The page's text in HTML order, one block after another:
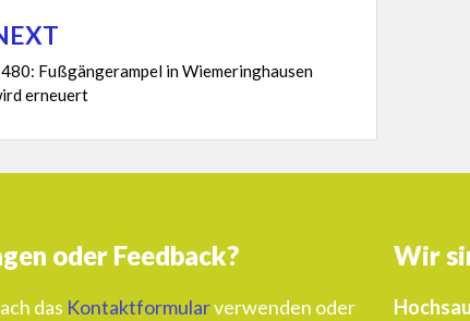
Fußgängerampel in Wiemeringhausen
erneuert
oder Feedback?
das Kontaktformularverwenden oder
Wir